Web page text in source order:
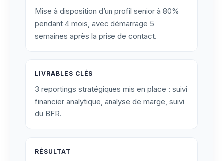
Mise à disposition d’un profil senior à 80%
pendant 4 mois, avec démarrage 5
semaines après la prise de contact.
LIVRABLES CLÉS
3 reportings stratégiques mis en place : suivi
financier analytique, analyse de marge, suivi
du BFR.
RÉSULTAT